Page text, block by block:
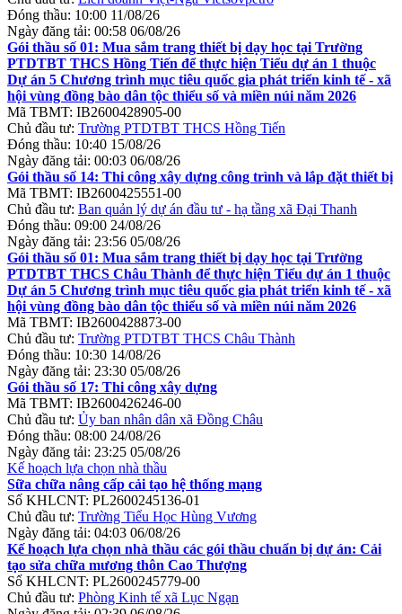
Đóng thầu: 10:00 11/08/26
Ngày đăng tải: 00:58 06/08/26
Gói thầu số 01: Mua sắm trang thiết bị dạy học tại Trường
PTDTBT THCS Hồng Tiến để thực hiện Tiểu dự án 1 thuộc
Dự án 5 Chương trình mục tiêu quốc gia phát triển kinh tế - xã
hội vùng đồng bào dân tộc thiểu số và miền núi năm 2026
Mã TBMT: IB2600428905-00
Chủ đầu tư: Trường PTDTBT THCS Hồng Tiến
Đóng thầu: 10:40 15/08/26
Ngày đăng tải: 00:03 06/08/26
Gói thầu số 14: Thi công xây dựng công trình và lắp đặt thiết bị
Mã TBMT: IB2600425551-00
Chủ đầu tư: Ban quản lý dự án đầu tư - hạ tầng xã Đại Thanh
Đóng thầu: 09:00 24/08/26
Ngày đăng tải: 23:56 05/08/26
Gói thầu số 01: Mua sắm trang thiết bị dạy học tại Trường
PTDTBT THCS Châu Thành để thực hiện Tiểu dự án 1 thuộc
Dự án 5 Chương trình mục tiêu quốc gia phát triển kinh tế - xã
hội vùng đồng bào dân tộc thiểu số và miền núi năm 2026
Mã TBMT: IB2600428873-00
Chủ đầu tư: Trường PTDTBT THCS Châu Thành
Đóng thầu: 10:30 14/08/26
Ngày đăng tải: 23:30 05/08/26
Gói thầu số 17: Thi công xây dựng
Mã TBMT: IB2600426246-00
Chủ đầu tư: Ủy ban nhân dân xã Đồng Châu
Đóng thầu: 08:00 24/08/26
Ngày đăng tải: 23:25 05/08/26
Kế hoạch lựa chọn nhà thầu
Sữa chữa nâng cấp cải tạo hệ thống mạng
Số KHLCNT: PL2600245136-01
Chủ đầu tư: Trường Tiểu Học Hùng Vương
Ngày đăng tải: 04:03 06/08/26
Kế hoạch lựa chọn nhà thầu các gói thầu chuẩn bị dự án: Cải
tạo sửa chữa mương thôn Cao Thượng
Số KHLCNT: PL2600245779-00
Chủ đầu tư: Phòng Kinh tế xã Lục Ngạn